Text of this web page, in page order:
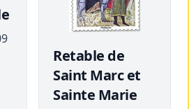
Retable de
Saint Marc et
Sainte Marie